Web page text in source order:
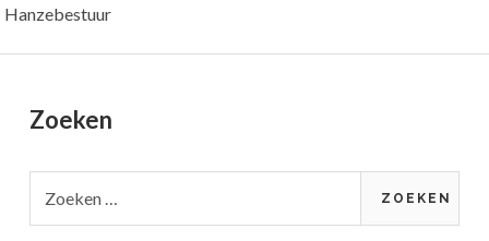
Hanzebestuur
Primary
Zoeken
naar: